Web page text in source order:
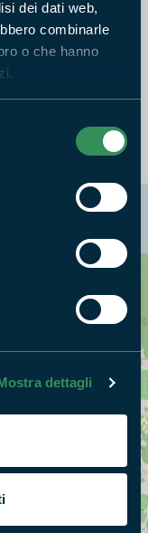
dei dati web,
combinarle
o che hanno
dettagli
comunicato alla
12 anni eccetto per
fino a settembre.